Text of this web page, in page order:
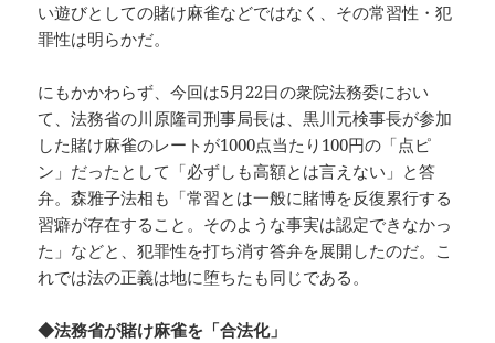
い遊びとしての賭け麻雀などではなく、その常習性・犯
罪性は明らかだ。
にもかかわらず、今回は5月22日の衆院法務委におい
て、法務省の川原隆司刑事局長は、黒川元検事長が参加
した賭け麻雀のレートが1000点当たり100円の「点ピ
ン」だったとして「必ずしも高額とは言えない」と答
弁。森雅子法相も「常習とは一般に賭博を反復累行する
習癖が存在すること。そのような事実は認定できなかっ
た」などと、犯罪性を打ち消す答弁を展開したのだ。こ
れでは法の正義は地に堕ちたも同じである。
◆法務省が賭け麻雀を「合法化」